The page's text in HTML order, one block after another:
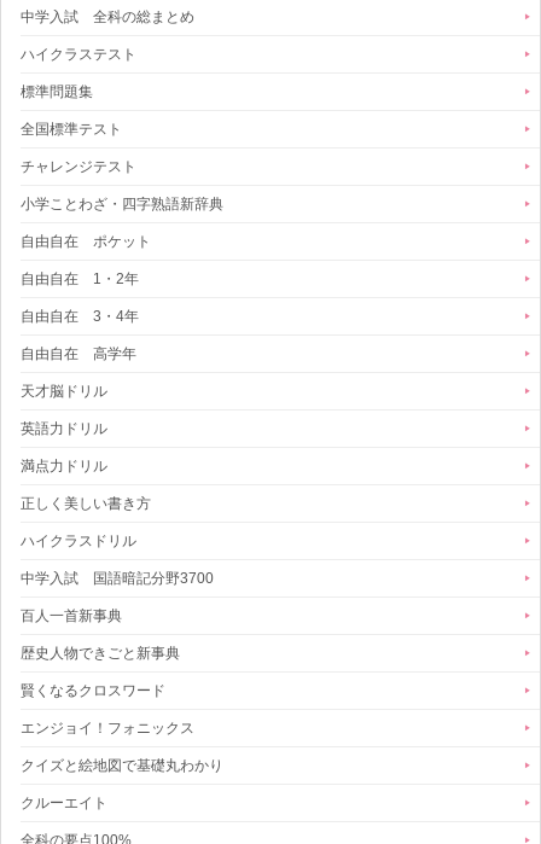
中学入試 全科の総まとめ
ハイクラステスト
標準問題集
全国標準テスト
チャレンジテスト
小学ことわざ・四字熟語新辞典
自由自在 ポケット
自由自在 1・2年
自由自在 3・4年
自由自在 高学年
天才脳ドリル
英語力ドリル
満点力ドリル
正しく美しい書き方
ハイクラスドリル
中学入試 国語暗記分野3700
百人一首新事典
歴史人物できごと新事典
賢くなるクロスワード
エンジョイ！フォニックス
クイズと絵地図で基礎丸わかり
クルーエイト
全科の要点100%